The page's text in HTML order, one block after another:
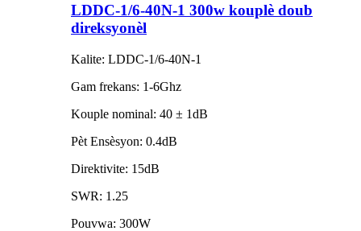
LDDC-1/6-40N-1 300w kouplè doub
direksyonèl
Kalite: LDDC-1/6-40N-1
Gam frekans: 1-6Ghz
Kouple nominal: 40 ± 1dB
Pèt Ensèsyon: 0.4dB
Direktivite: 15dB
SWR: 1.25
Pouvwa: 300W